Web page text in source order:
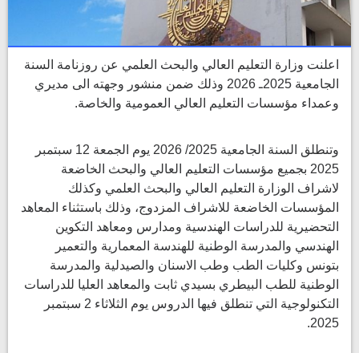
اعلنت وزارة التعليم العالي والبحث العلمي عن روزنامة السنة
الجامعية 2025ـ 2026 وذلك ضمن منشور وجهته الى مديري
وعمداء مؤسسات التعليم العالي العمومية والخاصة.
وتنطلق السنة الجامعية 2025/ 2026 يوم الجمعة 12 سبتمبر
2025 بجميع مؤسسات التعليم العالي والبحث الخاضعة
لاشراف الوزارة التعليم العالي والبحث العلمي وكذلك
المؤسسات الخاضعة للاشراف المزدوج، وذلك باستثناء المعاهد
التحضيرية للدراسات الهندسية ومدارس ومعاهد التكوين
الهندسي والمدرسة الوطنية للهندسة المعمارية والتعمير
بتونس وكليات الطب وطب الاسنان والصيدلية والمدرسة
الوطنية للطب البيطري بسيدي ثابت والمعاهد العليا للدراسات
التكنولوجية التي تنطلق فيها الدروس يوم الثلاثاء 2 سبتمبر
2025.